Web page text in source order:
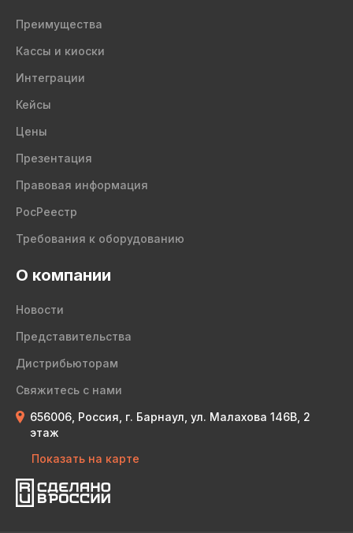
Преимущества
Кассы и киоски
Интеграции
Кейсы
Цены
Презентация
Правовая информация
РосРеестр
Требования к оборудованию
О компании
Новости
Представительства
Дистрибьюторам
Свяжитесь с нами
656006, Россия, г. Барнаул, ул. Малахова 146В, 2
этаж
Показать на карте